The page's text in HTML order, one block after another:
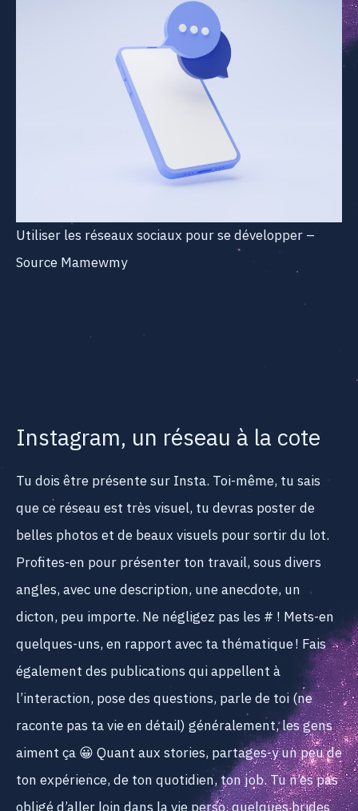
Utiliser les réseaux sociaux pour se développer –
Source Mamewmy
Instagram, un réseau à la cote
Tu dois être présente sur Insta. Toi-même, tu sais
que ce réseau est très visuel, tu devras poster de
belles photos et de beaux visuels pour sortir du lot.
Profites-en pour présenter ton travail, sous divers
angles, avec une description, une anecdote, un
dicton, peu importe. Ne négligez pas les # ! Mets-en
quelques-uns, en rapport avec ta thématique ! Fais
également des publications qui appellent à
l’interaction, pose des questions, parle de toi (ne
raconte pas ta vie en détail) généralement, les gens
aiment ça 😀 Quant aux stories, partages-y un peu de
ton expérience, de ton quotidien, ton job. Tu n’es pas